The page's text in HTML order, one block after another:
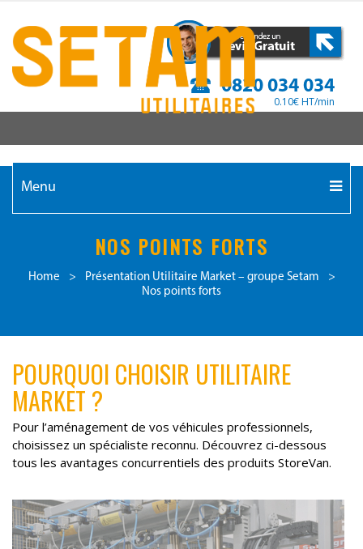
0820 034 034
0.10€ HT/min
Menu
NOS POINTS FORTS
Home > Présentation Utilitaire Market – groupe Setam
>
Nos points forts
POURQUOI CHOISIR UTILITAIRE
MARKET ?
Pour l’aménagement de vos véhicules professionnels,
choisissez un spécialiste reconnu. Découvrez ci-dessous
tous les avantages concurrentiels des produits StoreVan.